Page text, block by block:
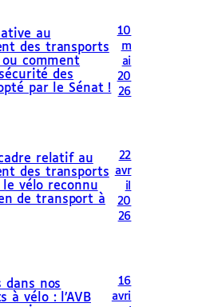
au
des transports
comment
des
par le Sénat !
10
m
ai
20
26
relatif au
des transports
vélo reconnu
de transport à
22
avr
il
20
26
dans nos
à vélo : l’AVB
16
avri